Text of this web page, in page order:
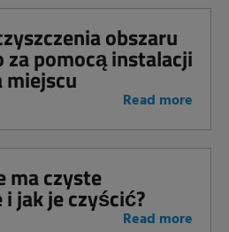
obszaru
pomocą instalacji
miejscu
Read more
ma czyste
jak je czyścić?
Read more